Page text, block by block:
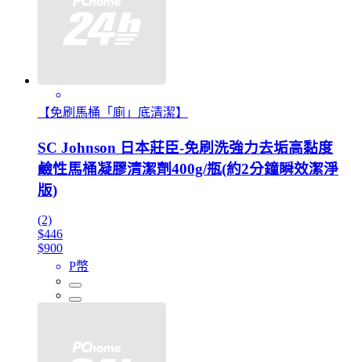
【免刷馬桶「廁」底清潔】
SC Johnson 日本莊臣-免刷洗強力去垢高黏度
鹼性馬桶凝膠清潔劑400g/瓶(約2分鐘瞬效潔淨
版)
(2)
$446
$900
P幣